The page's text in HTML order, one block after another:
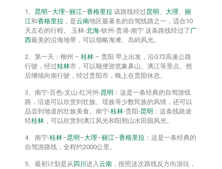
1、 昆明 –大理–丽江–香格里拉 该路线经过昆明 、 大理、 丽
江和香格里拉 ，是云南地区最著名的自驾线路之一，适合10
天左右的行程。 玉林-北海-钦州-贵港-南宁 这条路线经过了 广
西最美的沿海地带，可以领略海滩、岛屿风光。
2、第一天：柳州 – 桂林 – 贵阳 早上出发，沿G72高速公路
行驶，经过桂林市，可以顺便游览象鼻山、漓江等景点。然
后继续向南行驶，经过贵阳市，晚上在贵阳休息。
3、南宁-百色-文山-红河州-昆明 ：这是一条经典的自驾游线
路，沿途可以欣赏到壮族、瑶族等少数民族的风情，还可以
品尝到地道的壮族美食。南宁-桂林-贵阳-昆明 ：这条线路途
经桂林 ，可以欣赏到漓江风光和阳朔山水田园风光。
4、南宁-桂林–昆明 –大理–丽江–香格里拉 ：这是一条经典的
自驾游路线，全程约2000公里。
5、最初计划是从四川 进入云南 ，按照这次路线反方向游玩，